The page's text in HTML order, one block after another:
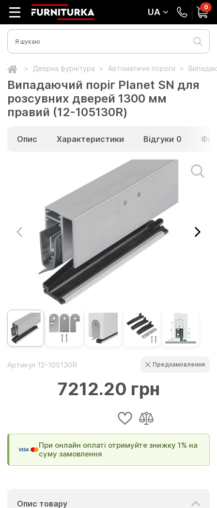
UA 0
Дверна фурнітура Автоматичні пороги
Випадаючий поріг Planet SN для
розсувних дверей 1300 мм
правий (12-105130R)
Опис Характеристики Відгуки 0
Артикул 12-105130R Предзамовлення
7212.20 грн
При онлайн оплаті отримуйте знижку 1% на
суму замовлення
Опис товару